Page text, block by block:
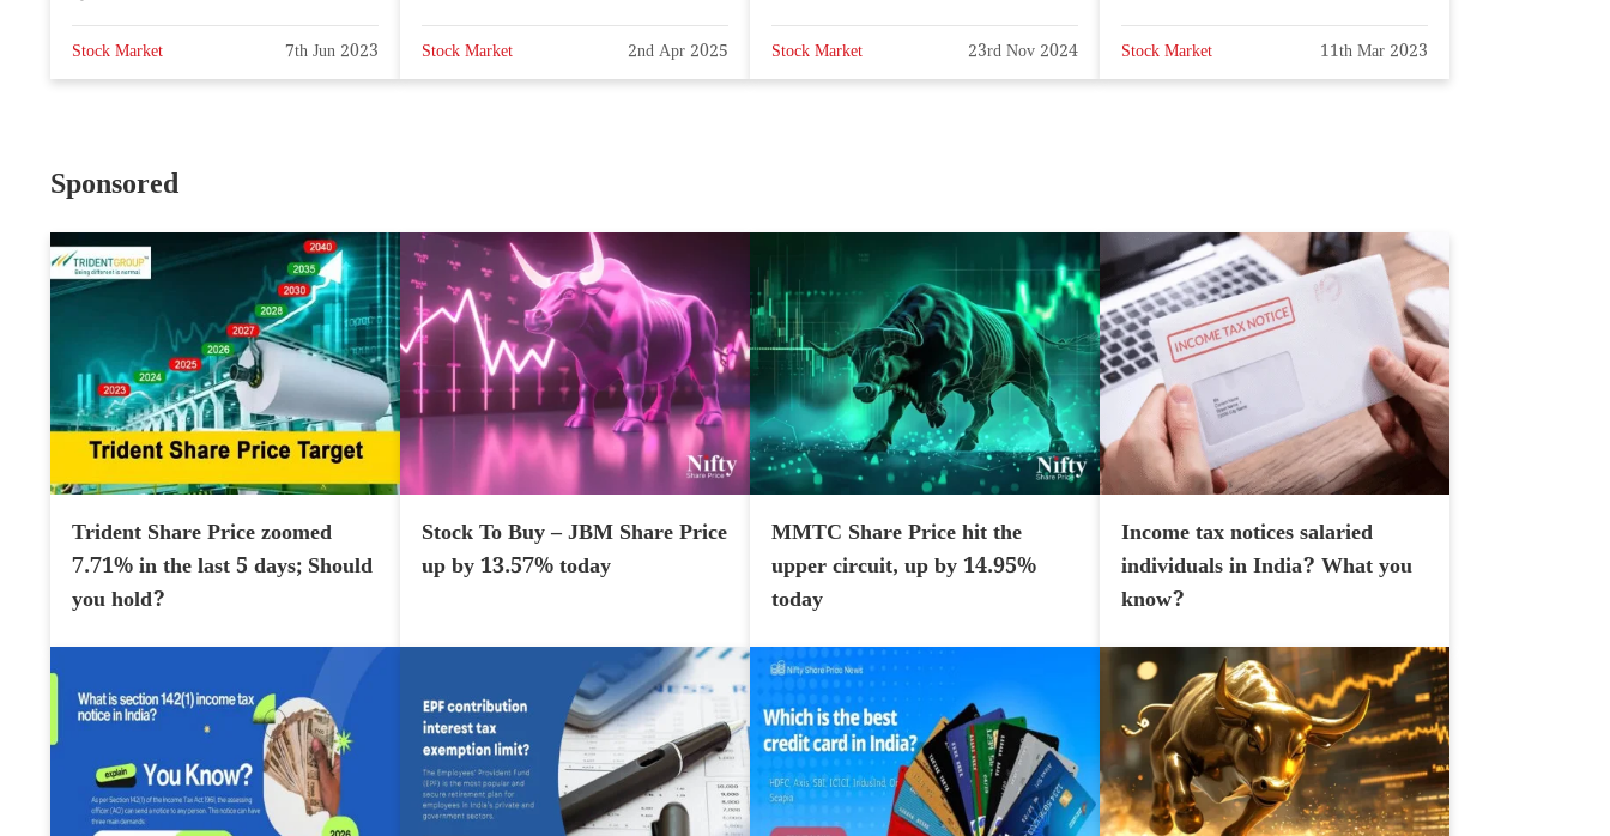
Stock Market 7th Jun 2023 Stock Market 2nd Apr 2025 Stock Market 23rd Nov 2024 Stock Market 11th Mar 2023
Sponsored
Trident Share Price zoomed
7.71% in the last 5 days; Should
you hold?
Stock To Buy – JBM Share Price
up by 13.57% today
MMTC Share Price hit the
upper circuit, up by 14.95%
today
Income tax notices salaried
individuals in India? What you
know?